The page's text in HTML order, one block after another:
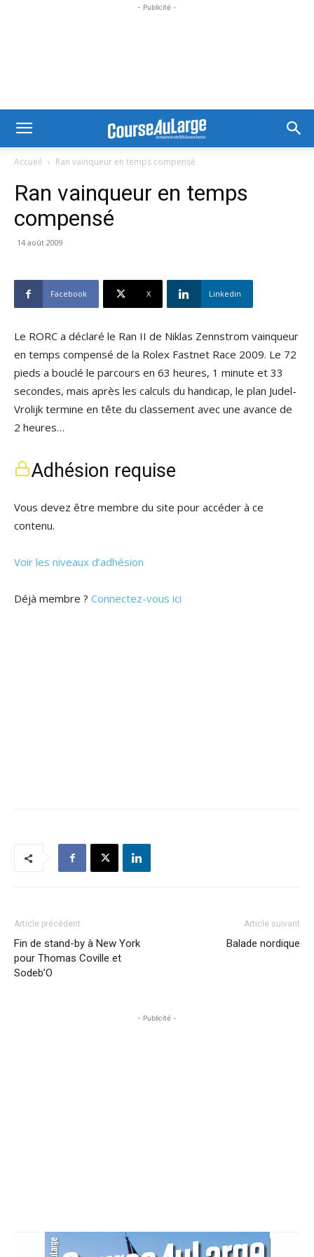
- Publicité -
Accueil Ran vainqueur en temps compensé
Ran vainqueur en temps
compensé
14 août 2009
Facebook X Linkedin
Le RORC a déclaré le Ran II de Niklas Zennstrom vainqueur
en temps compensé de la Rolex Fastnet Race 2009. Le 72
pieds a bouclé le parcours en 63 heures, 1 minute et 33
secondes, mais après les calculs du handicap, le plan Judel-
Vrolijk termine en tête du classement avec une avance de
2 heures…
Adhésion requise
Vous devez être membre du site pour accéder à ce
contenu.
Voir les niveaux d’adhésion
Déjà membre ? Connectez-vous ici
Article précédent
Fin de stand-by à New York
pour Thomas Coville et
Sodeb’O
Article suivant
Balade nordique
- Publicité -